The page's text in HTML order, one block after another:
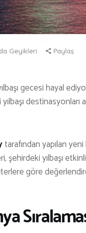
İş
Geyikleri Paylaş
gecesi hayal
tarafından yapılan
şehirdeki yılbaşı
göre